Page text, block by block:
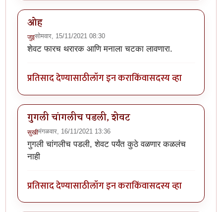
ओह
जुइसोमवार, 15/11/2021 08:30
शेवट फारच थरारक आणि मनाला चटका लावणारा.
प्रतिसाद देण्यासाठीलॉग इन कराकिंवासदस्य व्हा
गुगली चांगलीच पडली, शेवट
सुखीमंगळवार, 16/11/2021 13:36
गुगली चांगलीच पडली, शेवट पर्यंत कुठे वळणार कळलंच
नाही
प्रतिसाद देण्यासाठीलॉग इन कराकिंवासदस्य व्हा